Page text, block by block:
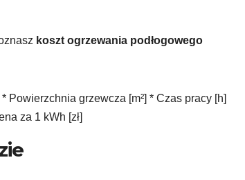
koszt ogrzewania podłogowego
Powierzchnia grzewcza [m²] * Czas pracy [h]
za 1 kWh [zł]